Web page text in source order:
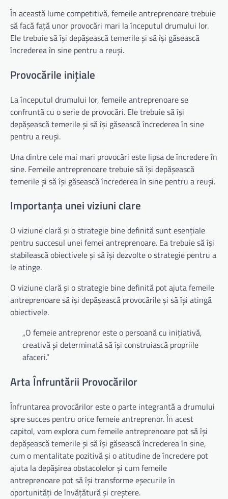
În această lume competitivă, femeile antreprenoare trebuie
să facă față unor provocări mari la începutul drumului lor.
Ele trebuie să își depășească temerile și să își găsească
încrederea în sine pentru a reuși.
Provocările inițiale
La începutul drumului lor, femeile antreprenoare se
confruntă cu o serie de provocări. Ele trebuie să își
depășească temerile și să își găsească încrederea în sine
pentru a reuși.
Una dintre cele mai mari provocări este lipsa de încredere în
sine. Femeile antreprenoare trebuie să își depășească
temerile și să își găsească încrederea în sine pentru a reuși.
Importanța unei viziuni clare
O viziune clară și o strategie bine definită sunt esențiale
pentru succesul unei femei antreprenoare. Ea trebuie să își
stabilească obiectivele și să își dezvolte o strategie pentru a
le atinge.
O viziune clară și o strategie bine definită pot ajuta femeile
antreprenoare să își depășească provocările și să își atingă
obiectivele.
„O femeie antreprenor este o persoană cu inițiativă,
creativă și determinată să își construiască propriile
afaceri.”
Arta Înfruntării Provocărilor
Înfruntarea provocărilor este o parte integrantă a drumului
spre succes pentru orice femeie antreprenor. În acest
capitol, vom explora cum femeile antreprenoare pot să își
depășească temerile și să își găsească încrederea în sine,
cum o mentalitate pozitivă și o atitudine de încredere pot
ajuta la depășirea obstacolelor și cum femeile
antreprenoare pot să își transforme eșecurile în
oportunități de învățătură și creștere.